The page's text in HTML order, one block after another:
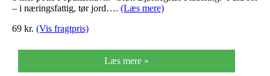
gautieri Pic
– i næringsfattig, tør jord…. (Læs mere)
69 kr. (Vis fragtpris)
Læs mere »